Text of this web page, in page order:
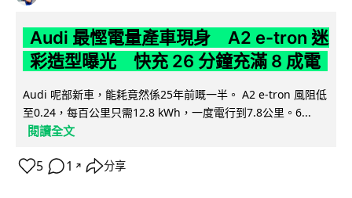
Audi 最慳電量產車現身 A2 e-tron 迷
彩造型曝光 快充 26 分鐘充滿 8 成電
Audi 呢部新車，能耗竟然係25年前嘅一半。 A2 e-tron 風阻低
至0.24，每百公里只需12.8 kWh，一度電行到7.8公里。6...
閱讀全文
5 1 ↗ 分享